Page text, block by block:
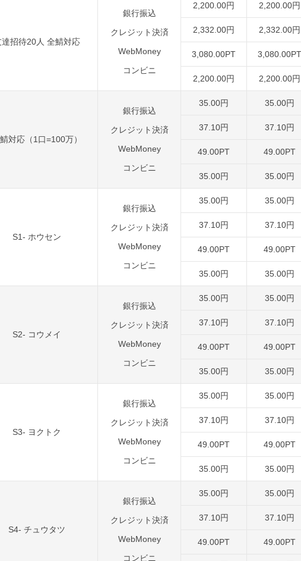
達招待20人 全鯖対応
銀行振込
クレジット決済
WebMoney
コンビニ
2,200.00円 2,200.00円
2,332.00円 2,332.00円
3,080.00PT 3,080.00PT
2,200.00円 2,200.00円
対応（1口=100万）
銀行振込
クレジット決済
WebMoney
コンビニ
35.00円 35.00円
37.10円 37.10円
49.00PT 49.00PT
35.00円 35.00円
S1- ホウセン
銀行振込
クレジット決済
WebMoney
コンビニ
35.00円 35.00円
37.10円 37.10円
49.00PT 49.00PT
35.00円 35.00円
S2- コウメイ
銀行振込
クレジット決済
WebMoney
コンビニ
35.00円 35.00円
37.10円 37.10円
49.00PT 49.00PT
35.00円 35.00円
S3- ヨクトク
銀行振込
クレジット決済
WebMoney
コンビニ
35.00円 35.00円
37.10円 37.10円
49.00PT 49.00PT
35.00円 35.00円
S4- チュウタツ
銀行振込
クレジット決済
WebMoney
コンビニ
35.00円 35.00円
37.10円 37.10円
49.00PT 49.00PT